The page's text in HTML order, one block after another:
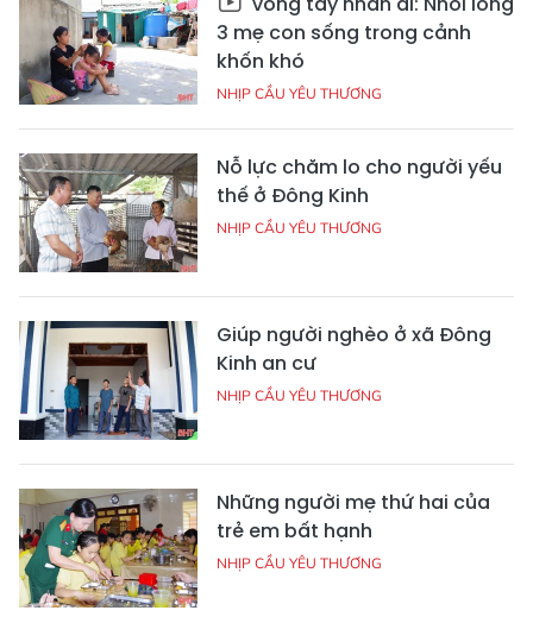
3 mẹ con sống trong cảnh
khốn khó
NHỊP CẦU YÊU THƯƠNG
Nỗ lực chăm lo cho người yếu
thế ở Đông Kinh
NHỊP CẦU YÊU THƯƠNG
Giúp người nghèo ở xã Đông
Kinh an cư
NHỊP CẦU YÊU THƯƠNG
Những người mẹ thứ hai của
trẻ em bất hạnh
NHỊP CẦU YÊU THƯƠNG